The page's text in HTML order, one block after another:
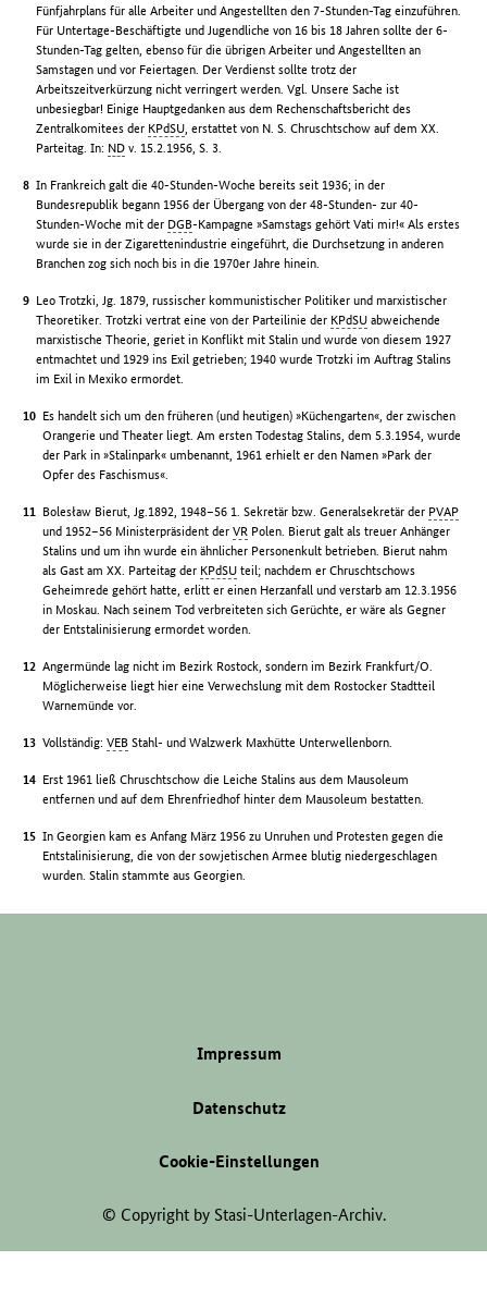
Fünfjahrplans für alle Arbeiter und Angestellten den 7-Stunden-Tag einzuführen.
Für Untertage-Beschäftigte und Jugendliche von 16 bis 18 Jahren sollte der 6-
Stunden-Tag gelten, ebenso für die übrigen Arbeiter und Angestellten an
Samstagen und vor Feiertagen. Der Verdienst sollte trotz der
Arbeitszeitverkürzung nicht verringert werden. Vgl. Unsere Sache ist
unbesiegbar! Einige Hauptgedanken aus dem Rechenschaftsbericht des
Zentralkomitees der KPdSU , erstattet von N. S. Chruschtschow auf dem XX.
Parteitag. In: ND v. 15.2.1956, S. 3.
In Frankreich galt die 40-Stunden-Woche bereits seit 1936; in der
Bundesrepublik begann 1956 der Übergang von der 48-Stunden- zur 40-
Stunden-Woche mit der DGB-Kampagne »Samstags gehört Vati mir!« Als erstes
wurde sie in der Zigarettenindustrie eingeführt, die Durchsetzung in anderen
Branchen zog sich noch bis in die 1970er Jahre hinein.
Leo Trotzki, Jg. 1879, russischer kommunistischer Politiker und marxistischer
Theoretiker. Trotzki vertrat eine von der Parteilinie der KPdSU abweichende
marxistische Theorie, geriet in Konflikt mit Stalin und wurde von diesem 1927
entmachtet und 1929 ins Exil getrieben; 1940 wurde Trotzki im Auftrag Stalins
im Exil in Mexiko ermordet.
Es handelt sich um den früheren (und heutigen) »Küchengarten«, der zwischen
Orangerie und Theater liegt. Am ersten Todestag Stalins, dem 5.3.1954, wurde
der Park in »Stalinpark« umbenannt, 1961 erhielt er den Namen »Park der
Opfer des Faschismus«.
Bolesław Bierut, Jg.1892, 1948–56 1. Sekretär bzw. Generalsekretär der PVAP
und 1952–56 Ministerpräsident derVR Polen. Bierut galt als treuer Anhänger
Stalins und um ihn wurde ein ähnlicher Personenkult betrieben. Bierut nahm
als Gast am XX. Parteitag der KPdSU teil; nachdem er Chruschtschows
Geheimrede gehört hatte, erlitt er einen Herzanfall und verstarb am 12.3.1956
in Moskau. Nach seinem Tod verbreiteten sich Gerüchte, er wäre als Gegner
der Entstalinisierung ermordet worden.
Angermünde lag nicht im Bezirk Rostock, sondern im Bezirk Frankfurt/O.
Möglicherweise liegt hier eine Verwechslung mit dem Rostocker Stadtteil
Warnemünde vor.
Vollständig:VEB Stahl- und Walzwerk Maxhütte Unterwellenborn.
Erst 1961 ließ Chruschtschow die Leiche Stalins aus dem Mausoleum
entfernen und auf dem Ehrenfriedhof hinter dem Mausoleum bestatten.
In Georgien kam es Anfang März 1956 zu Unruhen und Protesten gegen die
Entstalinisierung, die von der sowjetischen Armee blutig niedergeschlagen
wurden. Stalin stammte aus Georgien.
Impressum
Datenschutz
Cookie-Einstellungen
© Copyright by Stasi-Unterlagen-Archiv.